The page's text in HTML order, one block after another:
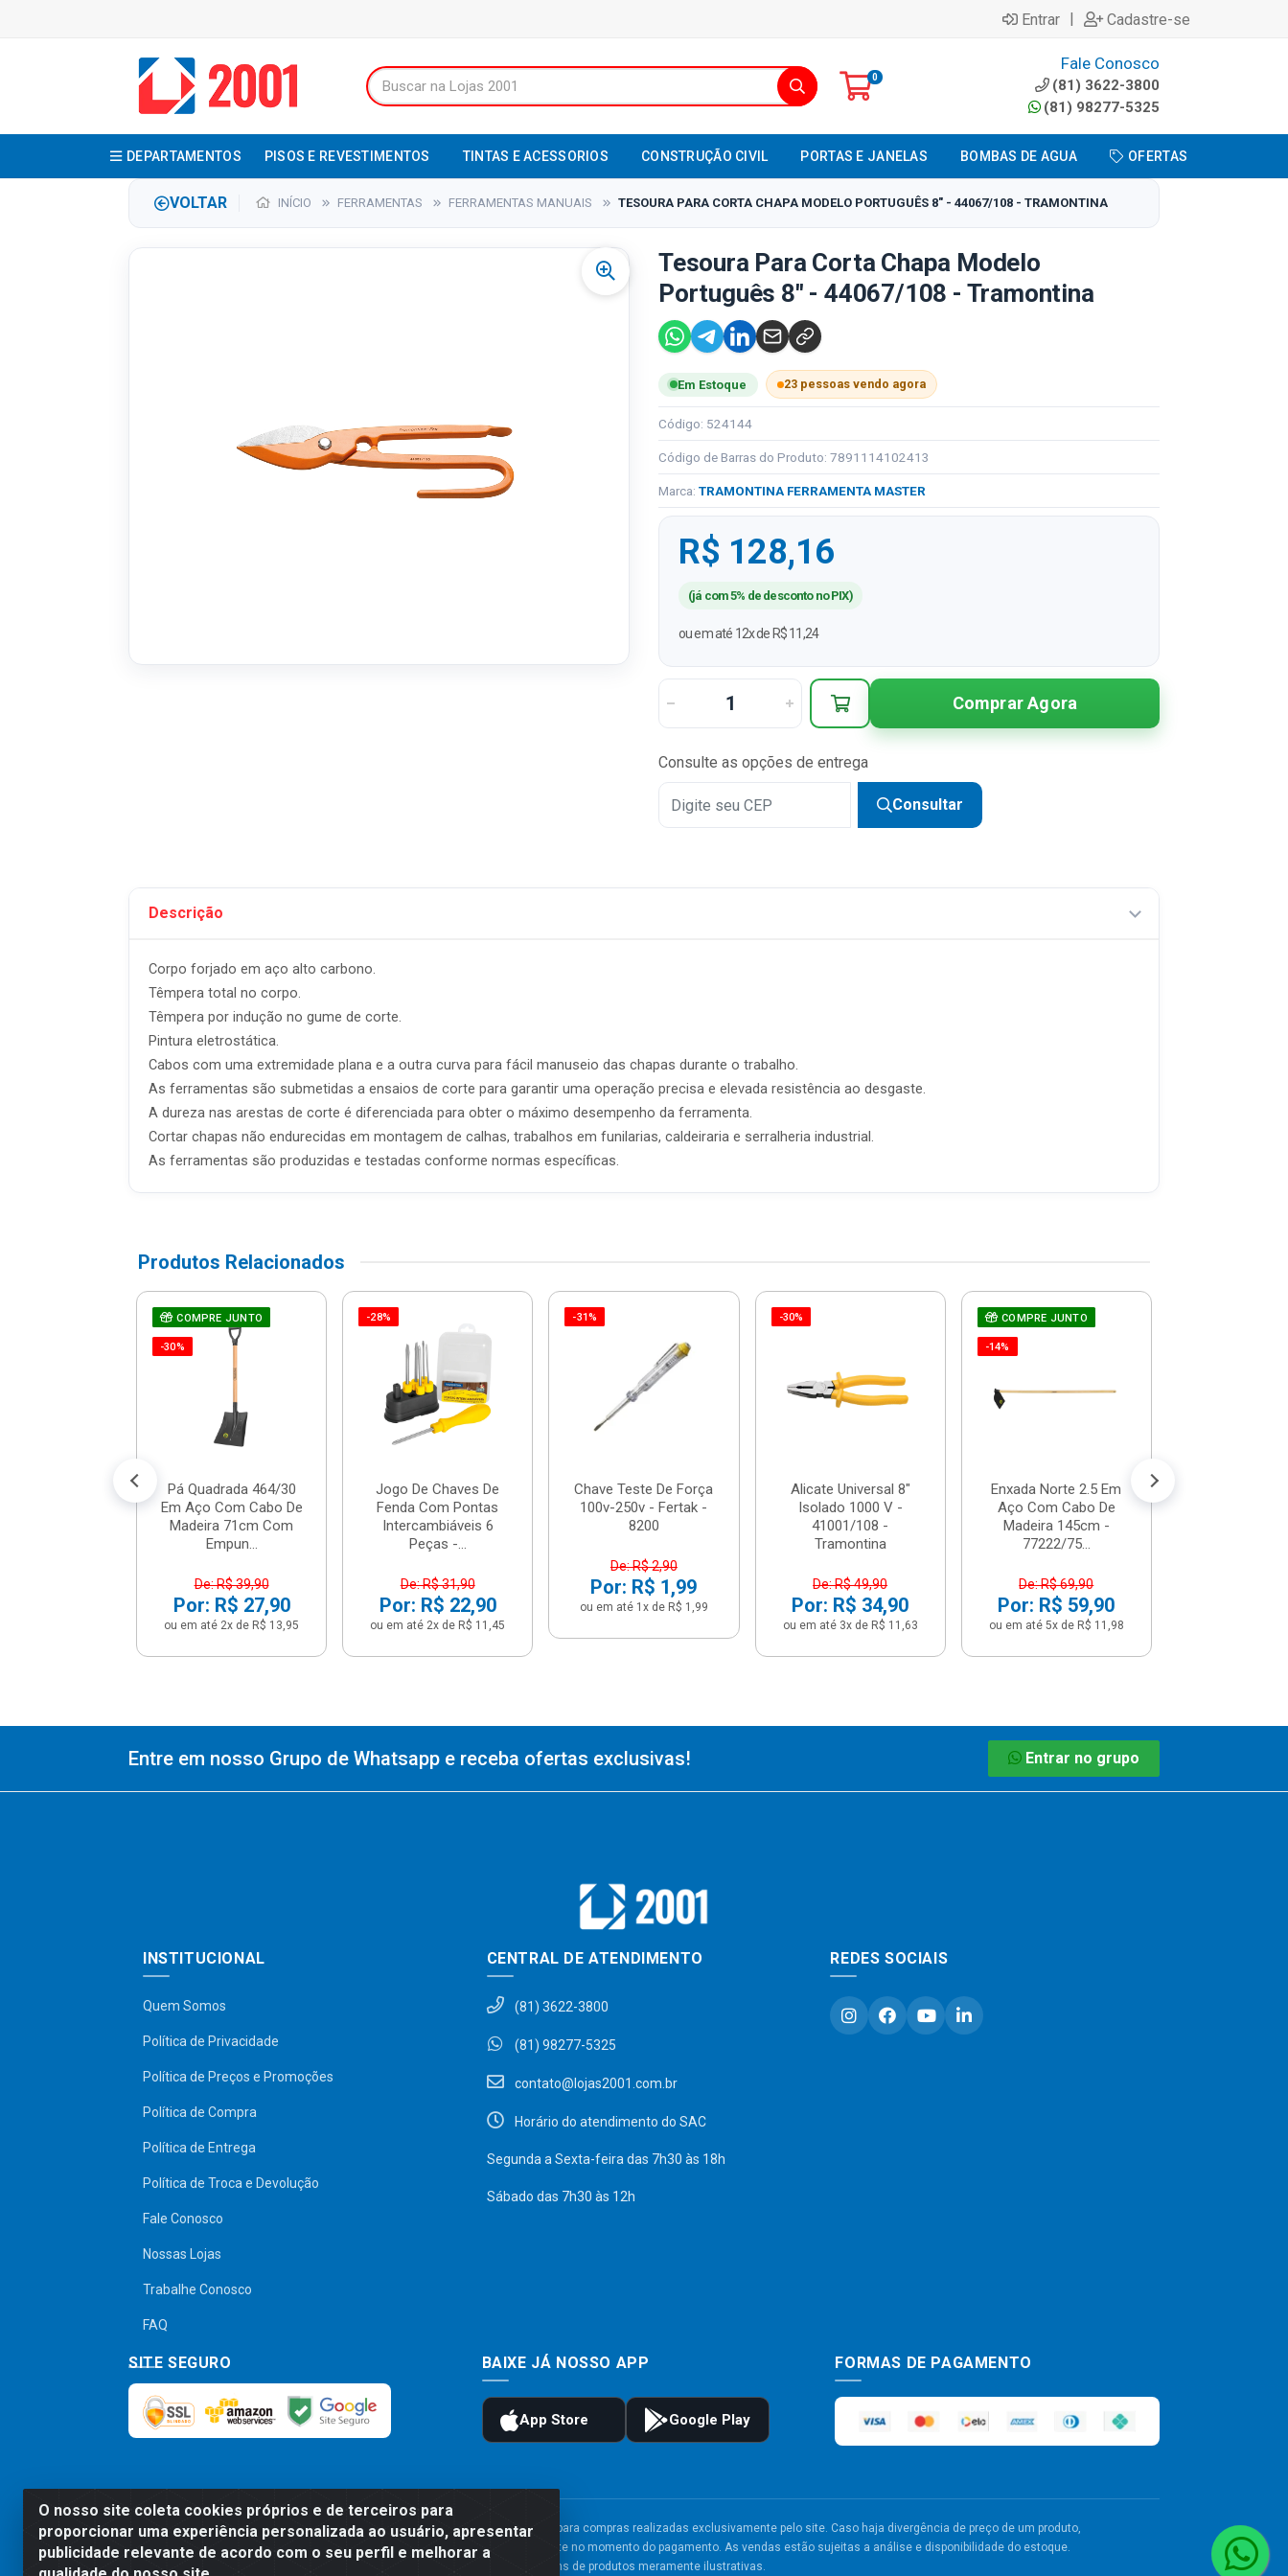
Entrar | Cadastre-se
0
Fale Conosco
(81) 3622-3800
(81) 98277-5325
DEPARTAMENTOS PISOS E REVESTIMENTOS TINTAS E ACESSORIOS CONSTRUÇÃO CIVIL PORTAS E JANELAS BOMBAS DE AGUA OFERTAS
VOLTAR INÍCIO FERRAMENTAS FERRAMENTAS MANUAIS TESOURA PARA CORTA CHAPA MODELO PORTUGUÊS 8" - 44067/108 - TRAMONTINA
Tesoura Para Corta Chapa Modelo
Português 8" - 44067/108 - Tramontina
Em Estoque 23 pessoas vendo agora
Código: 524144
Código de Barras do Produto: 7891114102413
Marca: TRAMONTINA FERRAMENTA MASTER
R$ 128,16
(já com 5% de desconto no PIX)
ou em até 12x de R$ 11,24
Comprar Agora
Consulte as opções de entrega
Consultar
Descrição
Corpo forjado em aço alto carbono.
Têmpera total no corpo.
Têmpera por indução no gume de corte.
Pintura eletrostática.
Cabos com uma extremidade plana e a outra curva para fácil manuseio das chapas durante o trabalho.
As ferramentas são submetidas a ensaios de corte para garantir uma operação precisa e elevada resistência ao desgaste.
A dureza nas arestas de corte é diferenciada para obter o máximo desempenho da ferramenta.
Cortar chapas não endurecidas em montagem de calhas, trabalhos em funilarias, caldeiraria e serralheria industrial.
As ferramentas são produzidas e testadas conforme normas específicas.
Produtos Relacionados
COMPRE JUNTO
-30%
Pá Quadrada 464/30
Em Aço Com Cabo De
Madeira 71cm Com
Empun...
De: R$ 39,90
Por: R$ 27,90
ou em até 2x de R$ 13,95
-28%
Jogo De Chaves De
Fenda Com Pontas
Intercambiáveis 6
Peças -...
De: R$ 31,90
Por: R$ 22,90
ou em até 2x de R$ 11,45
-31%
Chave Teste De Força
100v-250v - Fertak -
8200
De: R$ 2,90
Por: R$ 1,99
ou em até 1x de R$ 1,99
-30%
Alicate Universal 8"
Isolado 1000 V -
41001/108 -
Tramontina
De: R$ 49,90
Por: R$ 34,90
ou em até 3x de R$ 11,63
COMPRE JUNTO
-14%
Enxada Norte 2.5 Em
Aço Com Cabo De
Madeira 145cm -
77222/75...
De: R$ 69,90
Por: R$ 59,90
ou em até 5x de R$ 11,98
O nosso site coleta cookies próprios e de terceiros para
proporcionar uma experiência personalizada ao usuário, apresentar
publicidade relevante de acordo com o seu perfil e melhorar a
Entre em nosso Grupo de Whatsapp e receba ofertas exclusivas! Entrar no grupo
INSTITUCIONAL
Quem Somos
Política de Privacidade
Política de Preços e Promoções
Política de Compra
Política de Entrega
Política de Troca e Devolução
Fale Conosco
Nossas Lojas
Trabalhe Conosco
FAQ
CENTRAL DE ATENDIMENTO
(81) 3622-3800
(81) 98277-5325
contato@lojas2001.com.br
Horário do atendimento do SAC
Segunda a Sexta-feira das 7h30 às 18h
Sábado das 7h30 às 12h
REDES SOCIAIS
SITE SEGURO BAIXE JÁ NOSSO APP FORMAS DE PAGAMENTO
Preços, promoções, condições de pagamento e frete são válidos para compras realizadas exclusivamente pelo site. Caso haja divergência de preço de um produto,
será válido o preço que for exibido no carrinho de compras do site no momento do pagamento. As vendas estão sujeitas a análise e disponibilidade do estoque.
Imagens de produtos meramente ilustrativas.